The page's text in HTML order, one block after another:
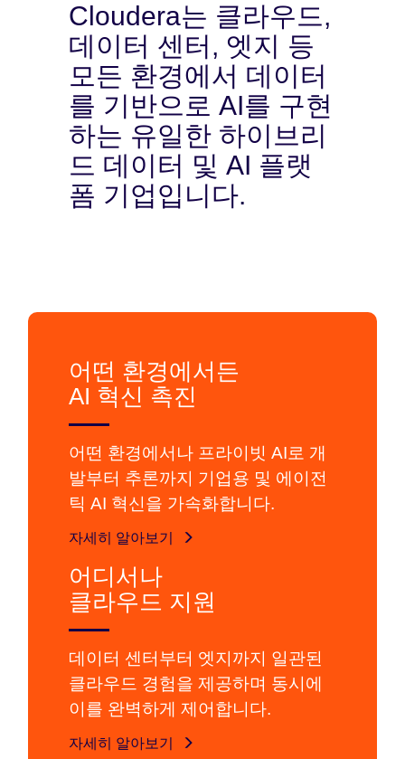
Cloudera는 클라우드,
데이터 센터, 엣지 등
모든 환경에서 데이터
를 기반으로 AI를 구현
하는 유일한 하이브리
드 데이터 및 AI 플랫
폼 기업입니다.
어떤 환경에서든
AI 혁신 촉진
어떤 환경에서나 프라이빗 AI로 개
발부터 추론까지 기업용 및 에이전
틱 AI 혁신을 가속화합니다.
자세히 알아보기
어디서나
클라우드 지원
데이터 센터부터 엣지까지 일관된
클라우드 경험을 제공하며 동시에
이를 완벽하게 제어합니다.
자세히 알아보기